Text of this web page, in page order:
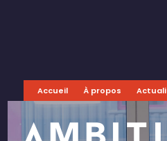
Accueil À propos